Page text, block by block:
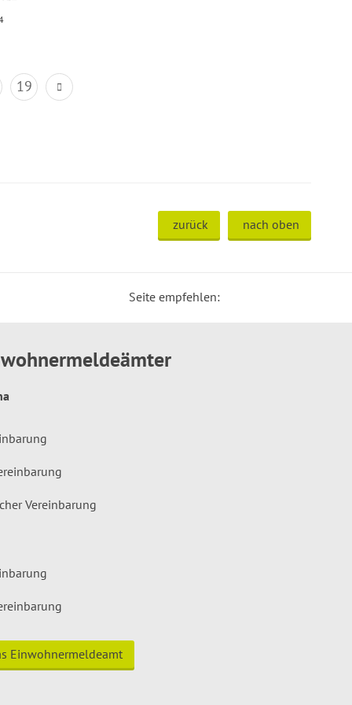
19
zurück nach oben
Seite empfehlen:
Vereinbarung
Einwohnermeldeamt